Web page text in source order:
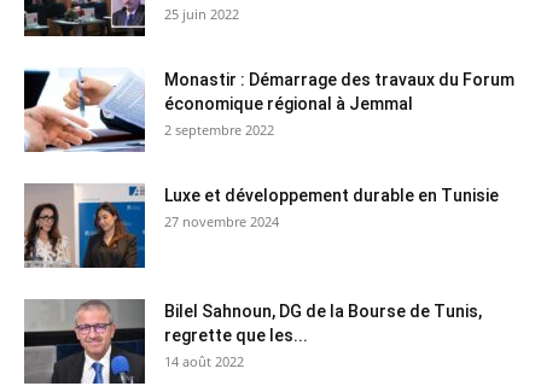
25 juin 2022
Monastir : Démarrage des travaux du Forum
économique régional à Jemmal
2 septembre 2022
Luxe et développement durable en Tunisie
27 novembre 2024
Bilel Sahnoun, DG de la Bourse de Tunis,
regrette que les...
14 août 2022